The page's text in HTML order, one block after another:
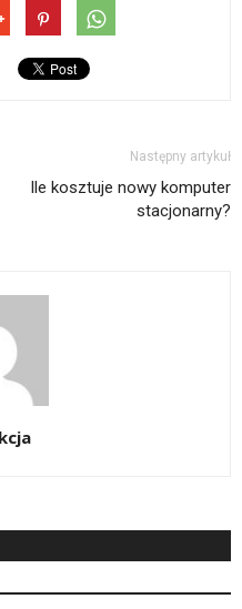
Następny artykuł
Ile kosztuje nowy komputer
stacjonarny?